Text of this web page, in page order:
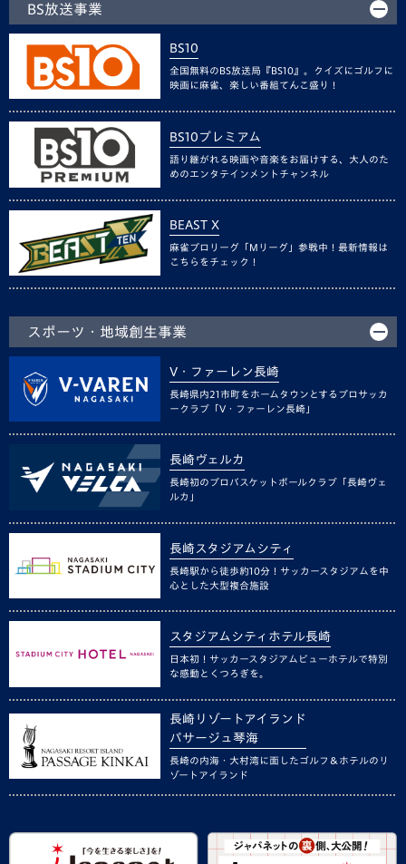
BS放送事業
BS10
全国無料のBS放送局『BS10』。クイズにゴルフに
映画に麻雀、楽しい番組てんこ盛り！
BS10プレミアム
語り継がれる映画や音楽をお届けする、大人のた
めのエンタテインメントチャンネル
BEAST X
麻雀プロリーグ「Mリーグ」参戦中！最新情報は
こちらをチェック！
スポーツ・地域創生事業
V・ファーレン長崎
長崎県内21市町をホームタウンとするプロサッカ
ークラブ「V・ファーレン長崎」
長崎ヴェルカ
長崎初のプロバスケットボールクラブ「長崎ヴェ
ルカ」
長崎スタジアムシティ
長崎駅から徒歩約10分！サッカースタジアムを中
心とした大型複合施設
スタジアムシティホテル長崎
日本初！サッカースタジアムビューホテルで特別
な感動とくつろぎを。
長崎リゾートアイランド
パサージュ琴海
長崎の内海・大村湾に面したゴルフ＆ホテルのリ
ゾートアイランド